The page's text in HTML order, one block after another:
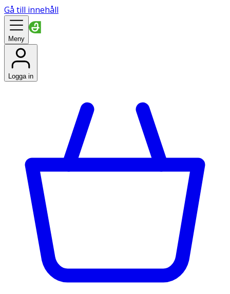
Gå till innehåll
Meny
Logga in